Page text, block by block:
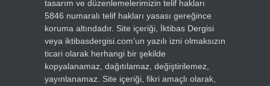
tasarım ve düzenlemelerimizin telif hakları
5846 numaralı telif hakları yasası gereğince
koruma altındadır. Site içeriği, İktibas Dergisi
veya iktibasdergisi.com’un yazılı izni olmaksızın
ticari olarak herhangi bir şekilde
kopyalanamaz, dağıtılamaz, değiştirilemez,
yayınlanamaz. Site içeriği, fikri amaçlı olarak,